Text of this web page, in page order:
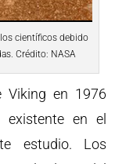
científicos debido
Crédito: NASA
Viking en 1976
existente en el
estudio. Los